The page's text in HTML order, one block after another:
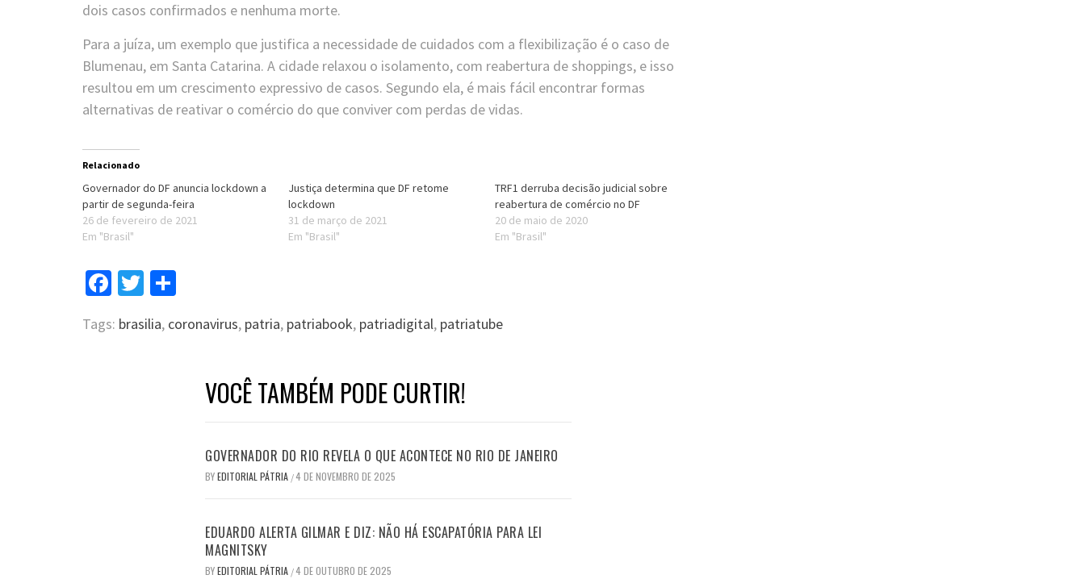
dois casos confirmados e nenhuma morte.
Para a juíza, um exemplo que justifica a necessidade de cuidados com a flexibilização é o caso de
Blumenau, em Santa Catarina. A cidade relaxou o isolamento, com reabertura de shoppings, e isso
resultou em um crescimento expressivo de casos. Segundo ela, é mais fácil encontrar formas
alternativas de reativar o comércio do que conviver com perdas de vidas.
Relacionado
Governador do DF anuncia lockdown a
partir de segunda-feira
26 de fevereiro de 2021
Em "Brasil"
Justiça determina que DF retome
lockdown
31 de março de 2021
Em "Brasil"
TRF1 derruba decisão judicial sobre
reabertura de comércio no DF
20 de maio de 2020
Em "Brasil"
Facebook
Twitter
Tags: brasilia, coronavirus, patria, patriabook, patriadigital, patriatube
VOCÊ TAMBÉM PODE CURTIR!
GOVERNADOR DO RIO REVELA O QUE ACONTECE NO RIO DE JANEIRO
BYEDITORIAL PÁTRIA /4 DE NOVEMBRO DE 2025
EDUARDO ALERTA GILMAR E DIZ: NÃO HÁ ESCAPATÓRIA PARA LEI
MAGNITSKY
BYEDITORIAL PÁTRIA /4 DE OUTUBRO DE 2025